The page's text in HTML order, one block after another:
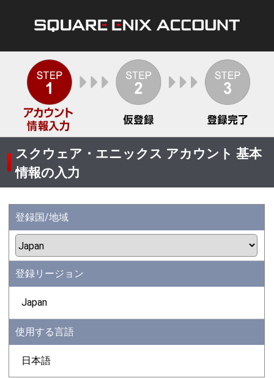
スクウェア・エニックス アカウント 基本
情報の入力
登録国/地域
登録リージョン
Japan
使用する言語
日本語